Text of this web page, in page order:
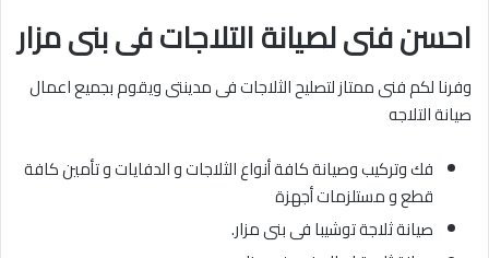
احسن فنى لصيانة التلاجات فى بنى مزار
وفرنا لكم فنى ممتاز لتصليح الثلاجات فى مدينتى ويقوم بجميع اعمال
صيانة التلاجه
فك وتركيب وصيانة كافة أنواع الثلاجات و الدفايات و تأمين كافة
قطع و مستلزمات أجهزة
صيانة ثلاجة توشيبا فى بنى مزار.